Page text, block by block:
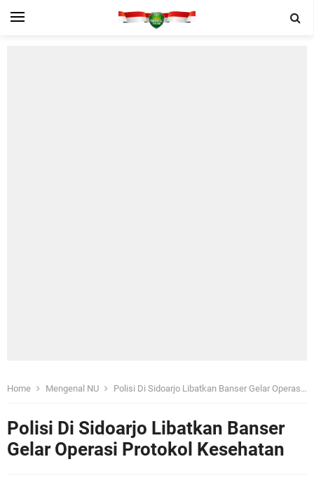
Home Mengenal NU Polisi Di Sidoarjo Libatkan Banser Gelar Operasi Protokol Kesehatan
Polisi Di Sidoarjo Libatkan Banser
Gelar Operasi Protokol Kesehatan